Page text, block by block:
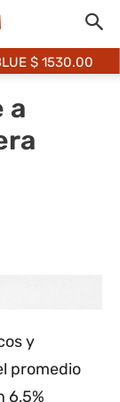
$ 1530.00
a
y
promedio
6,5%